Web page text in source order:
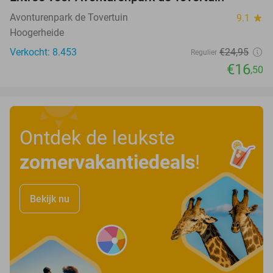
Avonturenpark de Tovertuin 9.1 star
Hoogerheide
Verkocht: 8.453
Regulier €24,95
€16,50
Ontdek de leukste
zomervakantiedeals!
Bekijk nu